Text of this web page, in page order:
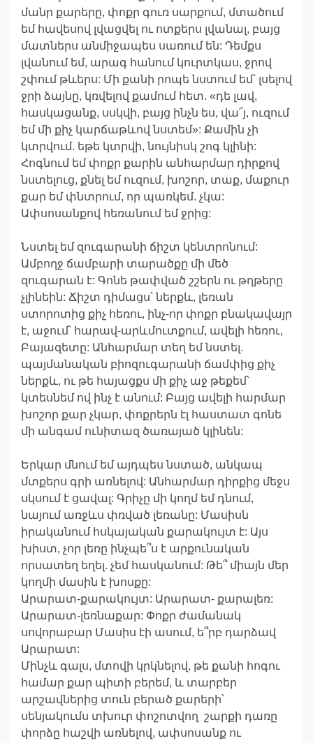
մանր քարերը, փոքր գուռ սարքում, մտածում
եմ հավեսով լվացվել ու ոտքերս լվանալ, բայց
մատներս անմիջապես սառում են: Դեմքս
լվանում եմ, արագ հանում կուրտկաս, ջրով
շփում թևերս: Մի քանի րոպե նստում եմ՝ լսելով
ջրի ձայնը, կռվելով քամում հետ. «դե լավ,
հասկացանք, սսկվի, բայց ինչն ես, վա՜յ, ուզում
եմ մի քիչ կարճաթևով նստեմ»: Քամին չի
կտրվում. եթե կտրվի, նույնիսկ շոգ կլինի:
Հոգնում եմ փոքր քարին անհարմար դիրքով
նստելուց, քնել եմ ուզում, խոշոր, տաք, մաքուր
քար եմ փնտրում, որ պառկեմ. չկա:
Ափսոսանքով հեռանում եմ ջրից:
Նստել եմ զուգարանի ճիշտ կենտրոնում:
Ամբողջ ճամբարի տարածքը մի մեծ
զուգարան է: Գոնե թափված շշերն ու թղթերը
չլինեին: Ճիշտ դիմացս՝ ներքև, լեռան
ստորոտից քիչ հեռու, ինչ-որ փոքր բնակավայր
է, աջում՝ հարավ-արևմուտքում, ավելի հեռու,
Բայազետը: Անհարմար տեղ եմ նստել.
պայմանական բիոզուգարանի ճամփից քիչ
ներքև, ու թե հայացքս մի քիչ աջ թեքեմ՝
կտեսնեմ ով ինչ է անում: Բայց ավելի հարմար
խոշոր քար չկար, փոքրերն էլ հաստատ գոնե
մի անգամ ունիտազ ծառայած կլինեն:
Երկար մնում եմ այդպես նստած, անկապ
մտքերս գրի առնելով: Անհարմար դիրքից մեջս
սկսում է ցավալ: Գրիչը մի կողմ եմ դնում,
նայում առջևս փռված լեռանը: Մասիսն
իրականում հսկայական քարակույտ է: Այս
խիստ, չոր լեռը ինչպե՞ս է արքունական
որսատեղ եղել. չեմ հասկանում: Թե՞ միայն մեր
կողմի մասին է խոսքը:
Արարատ-քարակույտ: Արարատ- քարալեռ:
Արարատ-լեռնաքար: Փոքր ժամանակ
սովորաբար Մասիս էի ասում, ե՞րբ դարձավ
Արարատ:
Մինչև գալս, մտովի կրկնելով, թե քանի հոգու
համար քար պիտի բերեմ, և տարբեր
արշավներից տուն բերած քարերի՝
սենյակումս տխուր փոշոտվող շարքի դառը
փորձը հաշվի առնելով, ափսոսանք ու